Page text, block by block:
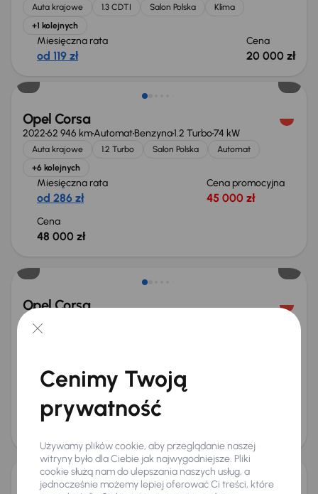
Auta krajowe 1.3 CDTI Salon Polska
Klima
+1 kolejnych
Miesięczna rata
od 119 zł
Cena
20 000 zł
Możliwość odliczenia VAT
Opel Corsa
202262 946 kmAutomatBenzyna1.2 Turbo74 kW
Auta krajowe 1.2 Turbo Salon Polska
Automat
+6 kolejnych
Miesięczna rata
od 286 zł
Cena promocyjna
45 000 zł
Cena
48 000 zł
Opel Corsa
2021
Książka serwisowa
Miesięczna rata
od 292 zł
Najniższa cena z 30 dni przed
obniżką
Możliwość odliczenia VAT
Cenimy Twoją
prywatność
Używamy plików cookie, aby przeglądanie naszej
witryny było dla Ciebie jak najwygodniejsze. Pliki
cookie służą nam do ulepszania naszych usług, a
jednocześnie możemy lepiej oferować Ci treści, które